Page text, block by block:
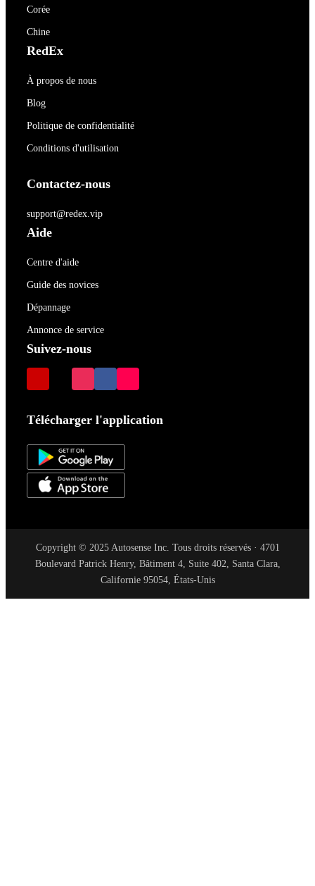
Corée
Chine
RedEx
À propos de nous
Blog
Politique de confidentialité
Conditions d'utilisation
Contactez-nous
support@redex.vip
Aide
Centre d'aide
Guide des novices
Dépannage
Annonce de service
Suivez-nous
Télécharger l'application
Copyright © 2025 Autosense Inc. Tous droits réservés · 4701
Boulevard Patrick Henry, Bâtiment 4, Suite 402, Santa Clara,
Californie 95054, États-Unis